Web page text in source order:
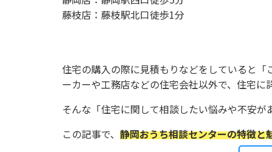
藤枝店：藤枝駅北口徒歩1分
住宅の購入の際に見積もりなどをしていると
ーカーや工務店などの住宅会社以外で、住宅に
そんな「住宅に関して相談したい悩みや不安が
この記事で、 静岡おうち相談センターの特徴と